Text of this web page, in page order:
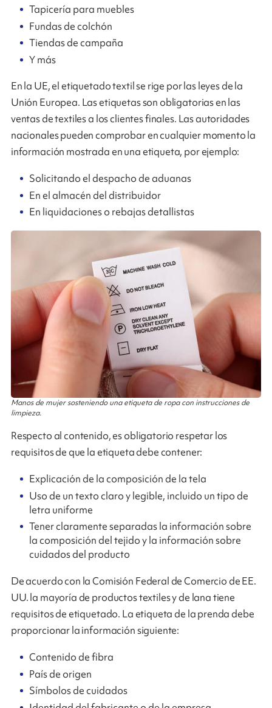
Tapicería para muebles
Fundas de colchón
Tiendas de campaña
Y más
En la UE, el etiquetado textil se rige por las leyes de la
Unión Europea. Las etiquetas son obligatorias en las
ventas de textiles a los clientes finales. Las autoridades
nacionales pueden comprobar en cualquier momento la
información mostrada en una etiqueta, por ejemplo:
Solicitando el despacho de aduanas
En el almacén del distribuidor
En liquidaciones o rebajas detallistas
Manos de mujer sosteniendo una etiqueta de ropa con instrucciones de
limpieza.
Respecto al contenido, es obligatorio respetar los
requisitos de que la etiqueta debe contener:
Explicación de la composición de la tela
Uso de un texto claro y legible, incluido un tipo de
letra uniforme
Tener claramente separadas la información sobre
la composición del tejido y la información sobre
cuidados del producto
De acuerdo con la Comisión Federal de Comercio de EE.
UU. la mayoría de productos textiles y de lana tiene
requisitos de etiquetado. La etiqueta de la prenda debe
proporcionar la información siguiente:
Contenido de fibra
País de origen
Símbolos de cuidados